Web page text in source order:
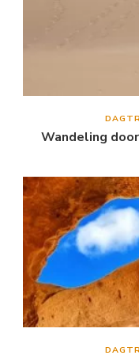
Wandeling